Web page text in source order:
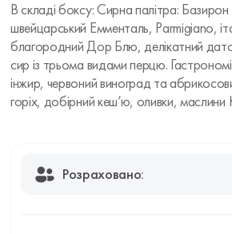
В складі боксу: Сирна палітра:
швейцарський Емменталь, Parmigiano,
благородний Дор Блю, делікатний
сир із трьома видами перцю.
інжир, червоний виноград та
горіх, добірний кеш’ю, оливки,
Розраховано: